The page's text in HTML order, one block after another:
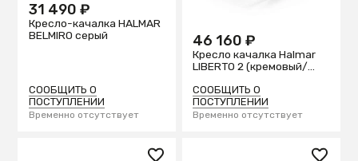
31 490 ₽
Кресло-качалка HALMAR
BELMIRO серый
СООБЩИТЬ О
ПОСТУПЛЕНИИ
Временно отсутствует
46 160 ₽
Кресло качалка Halmar
LIBERTO 2 (кремовый/
СООБЩИТЬ О
ПОСТУПЛЕНИИ
Временно отсутствует